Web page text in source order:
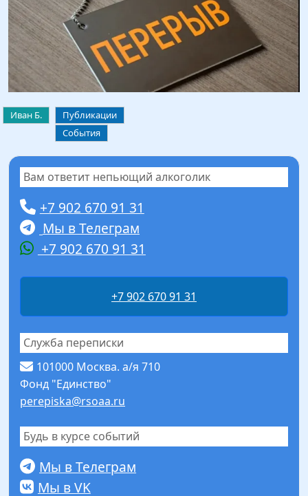
Иван Б.
Публикации
События
Вам ответит непьющий алкоголик
+7 902 670 91 31
Мы в Телеграм
+7 902 670 91 31
+7 902 670 91 31
Служба переписки
101000 Москва. а/я 710
Фонд "Единство"
perepiska@rsoaa.ru
Будь в курсе событий
Мы в Телеграм
Мы в VK